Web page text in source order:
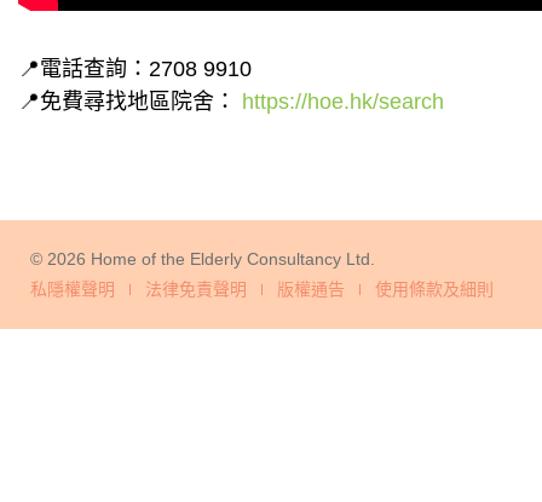
📍電話查詢：2708 9910
📍免費尋找地區院舍： https://hoe.hk/search
© 2026 Home of the Elderly Consultancy Ltd.
私隱權聲明
法律免責聲明 版權通告 使用條款及細則